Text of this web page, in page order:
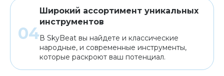
Широкий ассортимент уникальных
инструментов
В SkyBeat вы найдете и классические
народные, и современные инструменты,
которые раскроют ваш потенциал.